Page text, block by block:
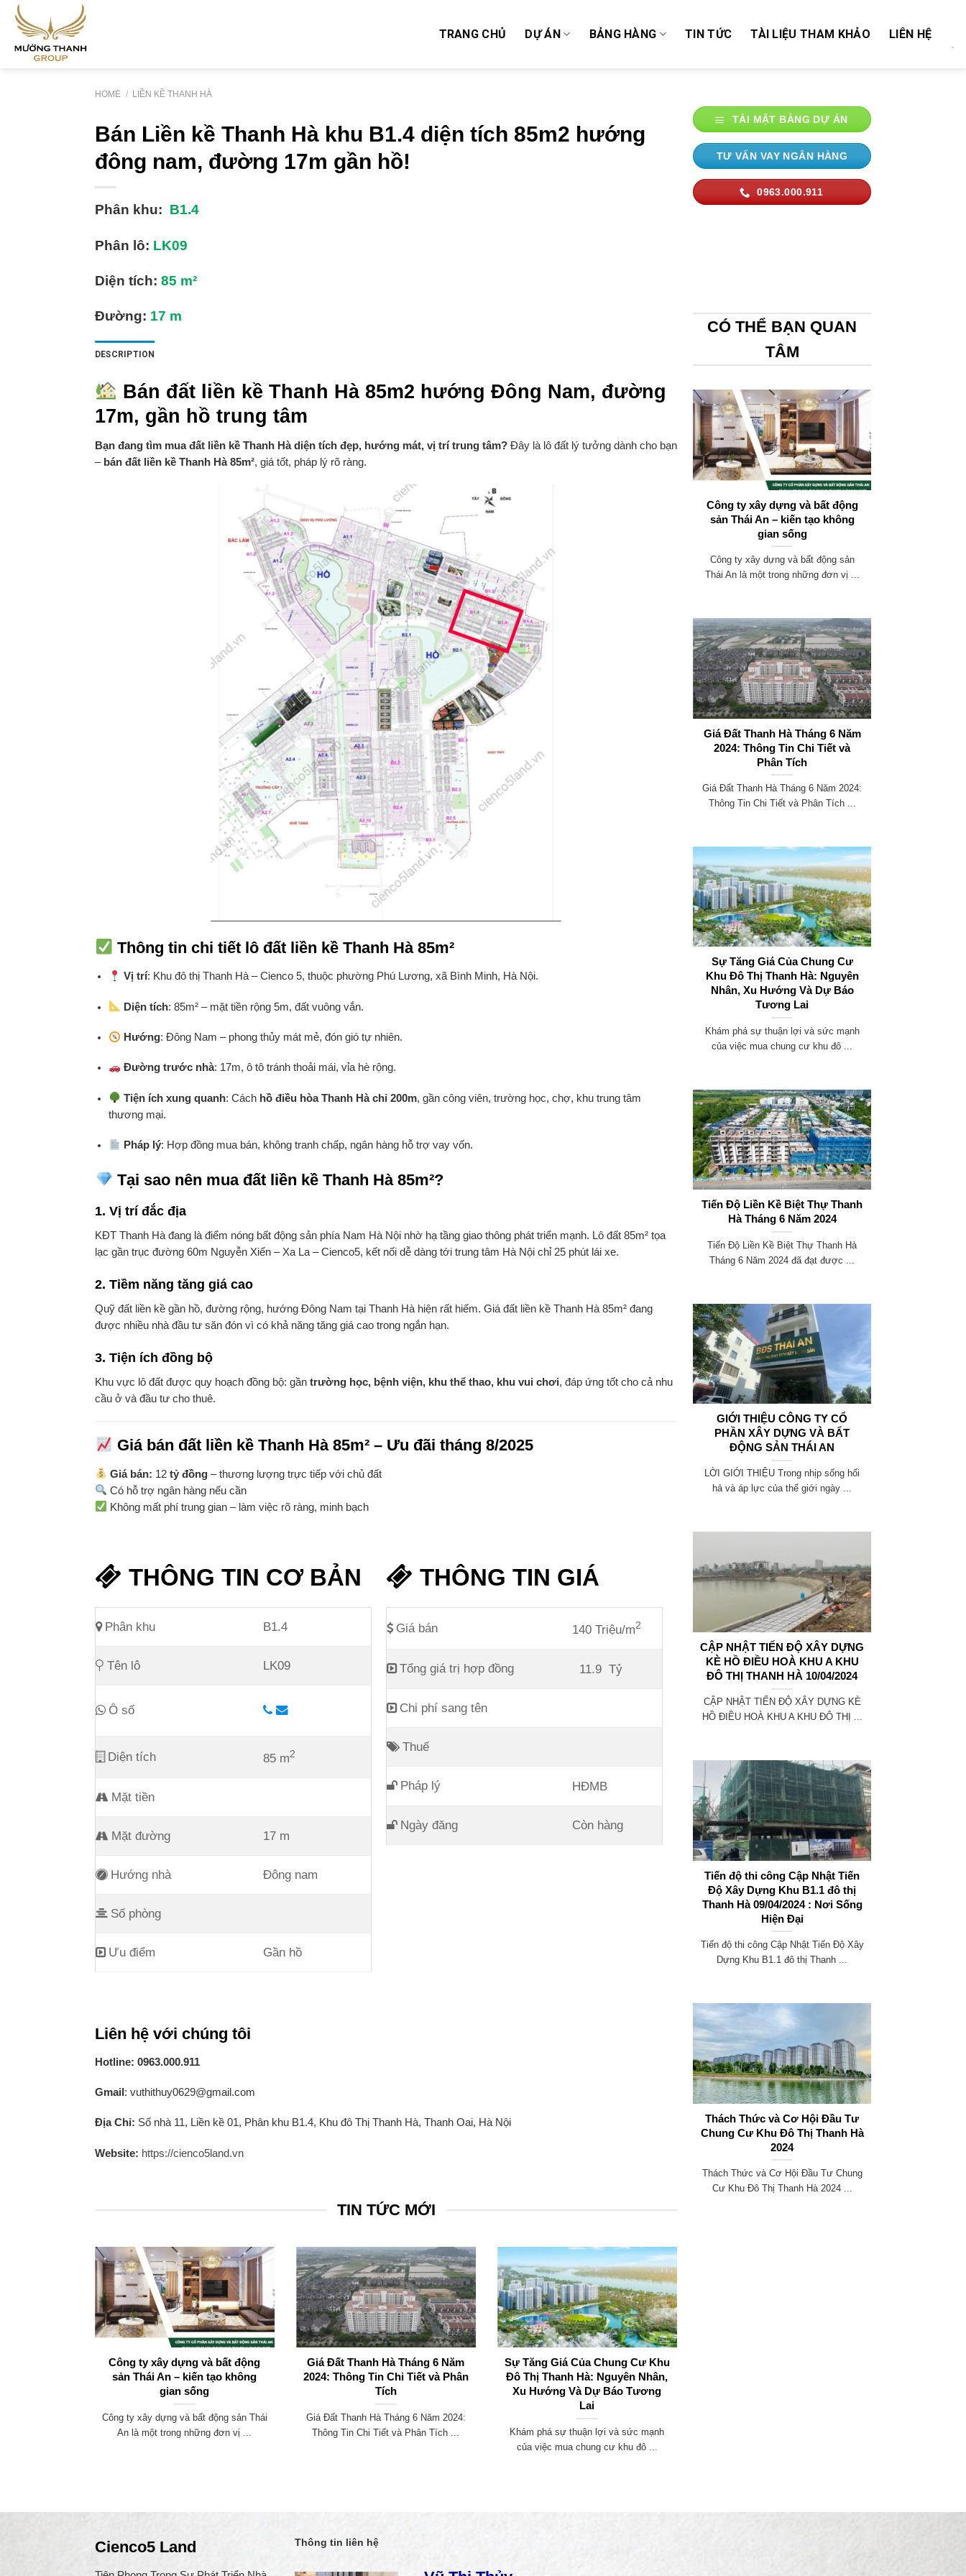
Skip
content
TRANG CHỦ DỰ ÁN BẢNG HÀNG TIN TỨC TÀI LIỆU THAM KHẢO LIÊN HỆ
HOME / LIỀN KỀ THANH HÀ
Bán Liền kề Thanh Hà khu B1.4 diện tích 85m2 hướng
đông nam, đường 17m gần hồ!
Phân khu: B1.4
Phân lô: LK09
Diện tích: 85 m²
Đường: 17 m
DESCRIPTION
Bán đất liền kề Thanh Hà 85m2 hướng Đông Nam, đường
17m, gần hồ trung tâm
Bạn đang tìm mua đất liền kề Thanh Hà diện tích đẹp, hướng mát, vị trí trung tâm? Đây là lô đất lý tưởng dành cho bạn
– bán đất liền kề Thanh Hà 85m², giá tốt, pháp lý rõ ràng.
Thông tin chi tiết lô đất liền kề Thanh Hà 85m²
Vị trí: Khu đô thị Thanh Hà – Cienco 5, thuộc phường Phú Lương, xã Bình Minh, Hà Nội.
Diện tích: 85m² – mặt tiền rộng 5m, đất vuông vắn.
Hướng: Đông Nam – phong thủy mát mẻ, đón gió tự nhiên.
Đường trước nhà: 17m, ô tô tránh thoải mái, vỉa hè rộng.
Tiện ích xung quanh: Cách hồ điều hòa Thanh Hà chỉ 200m, gần công viên, trường học, chợ, khu trung tâm
thương mại.
Pháp lý: Hợp đồng mua bán, không tranh chấp, ngân hàng hỗ trợ vay vốn.
Tại sao nên mua đất liền kề Thanh Hà 85m²?
1. Vị trí đắc địa
KĐT Thanh Hà đang là điểm nóng bất động sản phía Nam Hà Nội nhờ hạ tầng giao thông phát triển mạnh. Lô đất 85m² tọa
lạc gần trục đường 60m Nguyễn Xiển – Xa La – Cienco5, kết nối dễ dàng tới trung tâm Hà Nội chỉ 25 phút lái xe.
2. Tiềm năng tăng giá cao
Quỹ đất liền kề gần hồ, đường rộng, hướng Đông Nam tại Thanh Hà hiện rất hiếm. Giá đất liền kề Thanh Hà 85m² đang
được nhiều nhà đầu tư săn đón vì có khả năng tăng giá cao trong ngắn hạn.
3. Tiện ích đồng bộ
Khu vực lô đất được quy hoạch đồng bộ: gần trường học, bệnh viện, khu thể thao, khu vui chơi, đáp ứng tốt cho cả nhu
cầu ở và đầu tư cho thuê.
Giá bán đất liền kề Thanh Hà 85m² – Ưu đãi tháng 8/2025
Giá bán: 12tỷ đồng– thương lượng trực tiếp với chủ đất
Có hỗ trợ ngân hàng nếu cần
Không mất phí trung gian – làm việc rõ ràng, minh bạch
THÔNG TIN CƠ BẢN
Phân khu B1.4
Tên lô LK09
Ô số
Diện tích 85 m2
Mặt tiền
Mặt đường 17 m
Hướng nhà Đông nam
Số phòng
Ưu điểm Gần hồ
THÔNG TIN GIÁ
Giá bán 140 Triệu/m2
Tổng giá trị hợp đồng 11.9 Tỷ
Chi phí sang tên
Thuế
Pháp lý HĐMB
Ngày đăng Còn hàng
Liên hệ với chúng tôi
Hotline: 0963.000.911
Gmail : vuthithuy0629@gmail.com
Địa Chỉ: Số nhà 11, Liền kề 01, Phân khu B1.4, Khu đô Thị Thanh Hà, Thanh Oai, Hà Nội
Website: https://cienco5land.vn
TIN TỨC MỚI
Công ty xây dựng và bất động
sản Thái An – kiến tạo không
gian sống
Công ty xây dựng và bất động sản Thái
An là một trong những đơn vị ...
Giá Đất Thanh Hà Tháng 6 Năm
2024: Thông Tin Chi Tiết và Phân
Tích
Giá Đất Thanh Hà Tháng 6 Năm 2024:
Thông Tin Chi Tiết và Phân Tích ...
Sự Tăng Giá Của Chung Cư Khu
Đô Thị Thanh Hà: Nguyên Nhân,
Xu Hướng Và Dự Báo Tương
Lai
Khám phá sự thuận lợi và sức mạnh
của việc mua chung cư khu đô ...
TẢI MẶT BẰNG DỰ ÁN
TƯ VẤN VAY NGÂN HÀNG
0963.000.911
CÓ THỂ BẠN QUAN
TÂM
Công ty xây dựng và bất động
sản Thái An – kiến tạo không
gian sống
Công ty xây dựng và bất động sản
Thái An là một trong những đơn vị ...
Giá Đất Thanh Hà Tháng 6 Năm
2024: Thông Tin Chi Tiết và
Phân Tích
Giá Đất Thanh Hà Tháng 6 Năm 2024:
Thông Tin Chi Tiết và Phân Tích ...
Sự Tăng Giá Của Chung Cư
Khu Đô Thị Thanh Hà: Nguyên
Nhân, Xu Hướng Và Dự Báo
Tương Lai
Khám phá sự thuận lợi và sức mạnh
của việc mua chung cư khu đô ...
Tiến Độ Liền Kề Biệt Thự Thanh
Hà Tháng 6 Năm 2024
Tiến Độ Liền Kề Biệt Thự Thanh Hà
Tháng 6 Năm 2024 đã đạt được ...
GIỚI THIỆU CÔNG TY CỔ
PHẦN XÂY DỰNG VÀ BẤT
ĐỘNG SẢN THÁI AN
LỜI GIỚI THIỆU Trong nhịp sống hối
hả và áp lực của thế giới ngày ...
CẬP NHẬT TIẾN ĐỘ XÂY DỰNG
KÈ HỒ ĐIỀU HOÀ KHU A KHU
ĐÔ THỊ THANH HÀ 10/04/2024
CẬP NHẬT TIẾN ĐỘ XÂY DỰNG KÈ
HỒ ĐIỀU HOÀ KHU A KHU ĐÔ THỊ ...
Tiến độ thi công Cập Nhật Tiến
Độ Xây Dựng Khu B1.1 đô thị
Thanh Hà 09/04/2024 : Nơi Sống
Hiện Đại
Tiến độ thi công Cập Nhật Tiến Độ Xây
Dựng Khu B1.1 đô thị Thanh ...
Thách Thức và Cơ Hội Đầu Tư
Chung Cư Khu Đô Thị Thanh Hà
2024
Thách Thức và Cơ Hội Đầu Tư Chung
Cư Khu Đô Thị Thanh Hà 2024 ...
Cienco5 Land Thông tin liên hệ